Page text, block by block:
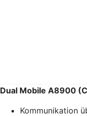
Dual Mobile A8900
Kommunikation